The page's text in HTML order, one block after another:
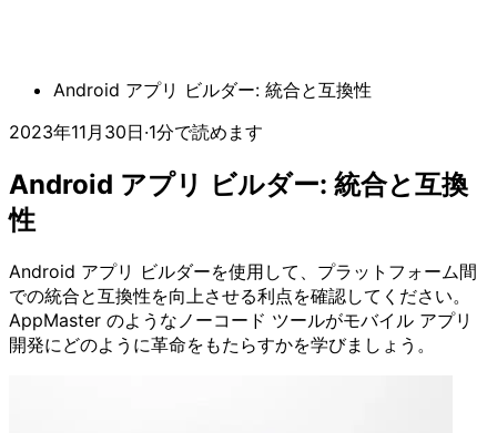
Android アプリ ビルダー: 統合と互換性
2023年11月30日·1分で読めます
Android アプリ ビルダー: 統合と互換
性
Android アプリ ビルダーを使用して、プラットフォーム間
での統合と互換性を向上させる利点を確認してください。
AppMaster のようなノーコード ツールがモバイル アプリ
開発にどのように革命をもたらすかを学びましょう。